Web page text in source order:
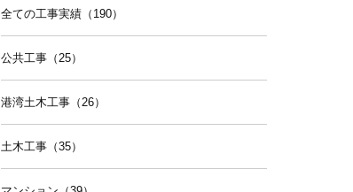
全ての工事実績（190）
公共工事（25）
港湾土木工事（26）
土木工事（35）